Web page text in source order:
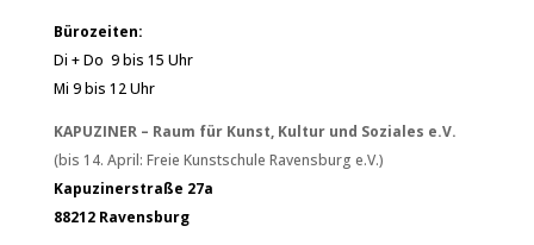
Bürozeiten:
Di + Do 9 bis 15 Uhr
Mi 9 bis 12 Uhr
KAPUZINER – Raum für Kunst, Kultur und Soziales e.V.
(bis 14. April: Freie Kunstschule Ravensburg e.V.)
Kapuzinerstraße 27a
88212 Ravensburg